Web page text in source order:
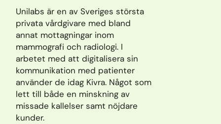
Unilabs är en av Sveriges största
privata vårdgivare med bland
annat mottagningar inom
mammografi och radiologi. I
arbetet med att digitalisera sin
kommunikation med patienter
använder de idag Kivra. Något som
lett till både en minskning av
missade kallelser samt nöjdare
kunder.